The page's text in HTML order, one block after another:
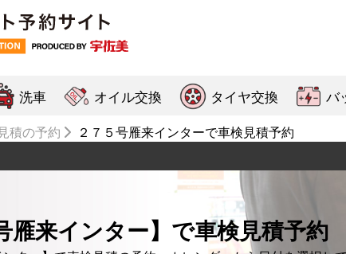
洗車 オイル交換 タイヤ交換 バ
積の予約 ２７５号雁来インターで車検見積予約
雁来インター】で車検見積予約